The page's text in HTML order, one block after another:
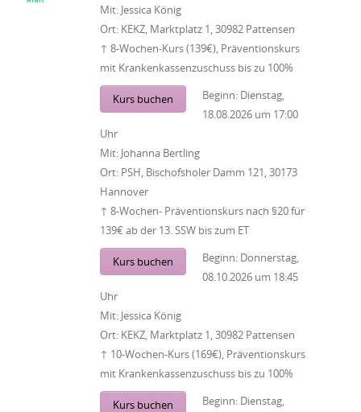
Mit: Jessica König
Ort: KEKZ, Marktplatz 1, 30982 Pattensen
↑ 8-Wochen-Kurs (139€), Präventionskurs
mit Krankenkassenzuschuss bis zu 100%
Kurs buchen Beginn: Dienstag,
18.08.2026 um 17:00
Uhr
Mit: Johanna Bertling
Ort: PSH, Bischofsholer Damm 121, 30173
Hannover
↑ 8-Wochen- Präventionskurs nach §20 für
139€ ab der 13. SSW bis zum ET
Kurs buchen Beginn: Donnerstag,
08.10.2026 um 18:45
Uhr
Mit: Jessica König
Ort: KEKZ, Marktplatz 1, 30982 Pattensen
↑ 10-Wochen-Kurs (169€), Präventionskurs
mit Krankenkassenzuschuss bis zu 100%
Kurs buchen Beginn: Dienstag,